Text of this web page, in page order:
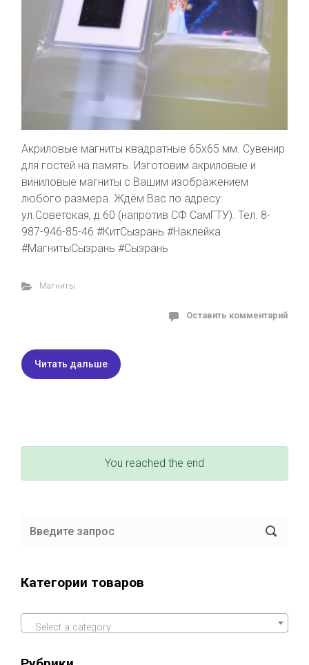
Акриловые магниты квадратные 65х65 мм. Сувенир
для гостей на память. Изготовим акриловые и
виниловые магниты с Вашим изображением
любого размера. Ждём Вас по адресу:
ул.Советская, д.60 (напротив СФ СамГТУ). Тел. 8-
987-946-85-46 #КитСызрань #Наклейка
#МагнитыСызрань #Сызрань
Магниты
Оставить комментарий
Читать дальше
You reached the end
Категории товаров
Select a category